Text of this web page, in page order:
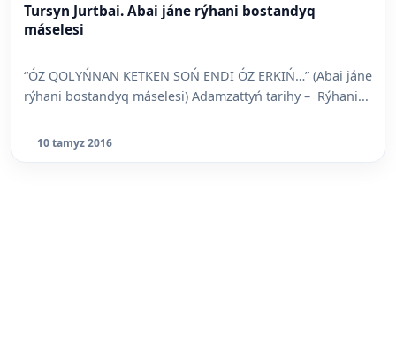
Tursyn Jurtbai. Abai jáne rýhani bostandyq
máselesi
“ÓZ QOLYŃNAN KETKEN SOŃ ENDI ÓZ ERKIŃ…” (Abai jáne
rýhani bostandyq máselesi) Adamzattyń tarihy – Rýhani...
10 tamyz 2016